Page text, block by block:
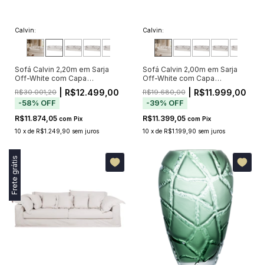
Calvin:
Sofá Calvin 2,20m em Sarja
Off-White com Capa
Removível e 5 Almofadas
R$30.001,20 | R$12.499,00
-58% OFF
R$11.874,05 com Pix
10 x de R$1.249,90 sem juros
Calvin:
Sofá Calvin 2,00m em Sarja
Off-White com Capa
Removível e 4 Almofadas
R$19.680,00| R$11.999,00
-39% OFF
R$11.399,05 com Pix
10 x de R$1.199,90 sem juros
Frete grátis